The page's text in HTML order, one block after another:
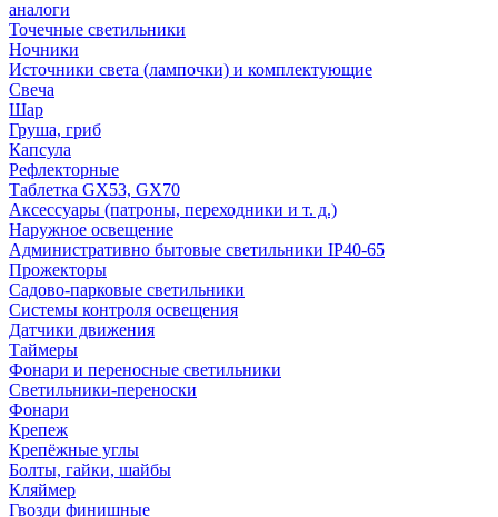
аналоги
Точечные светильники
Ночники
Источники света (лампочки) и комплектующие
Свеча
Шар
Груша, гриб
Капсула
Рефлекторные
Таблетка GX53, GX70
Аксессуары (патроны, переходники и т. д.)
Наружное освещение
Административно бытовые светильники IP40-65
Прожекторы
Садово-парковые светильники
Системы контроля освещения
Датчики движения
Таймеры
Фонари и переносные светильники
Светильники-переноски
Фонари
Крепеж
Крепёжные углы
Болты, гайки, шайбы
Кляймер
Гвозди финишные